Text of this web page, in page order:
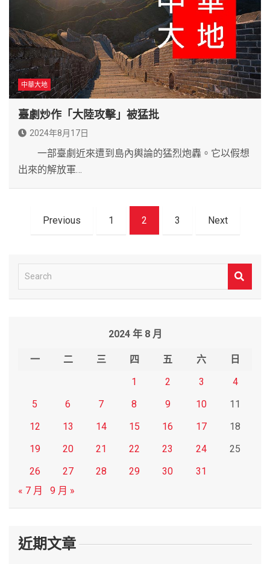
中華大地
臺劇炒作「大陸攻擊」被猛批
2024年8月17日
一部臺劇近來遭到島內輿論的猛烈炮轟。它以假想
出來的解放軍…
Previous 1 2 3 Next
e
2024 年 8 月
一 二 三 四 五 六
日
1
2 3
4
5
6 7 8 9 10
11
12
13 14 15 16 17
18
19
20 21 22 23 24
25
26
27 28 29 30
31
« 7 月
9 月 »
近期文章